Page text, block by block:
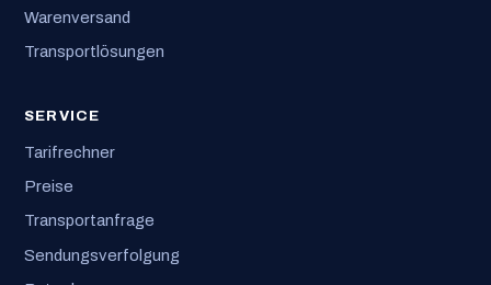
Warenversand
Transportlösungen
SERVICE
Tarifrechner
Preise
Transportanfrage
Sendungsverfolgung